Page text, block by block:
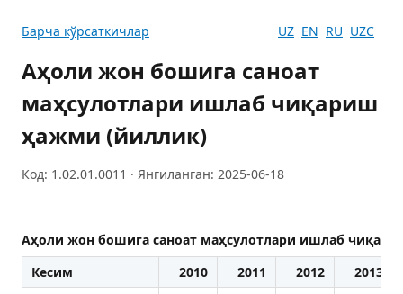
Барча кўрсаткичлар UZ EN RU UZC
Аҳоли жон бошига саноат
маҳсулотлари ишлаб чиқариш
ҳажми (йиллик)
Код: 1.02.01.0011 · Янгиланган: 2025-06-18
Аҳоли жон бошига саноат маҳсулотлари ишлаб
Кесим
2010 2011 2012
2013